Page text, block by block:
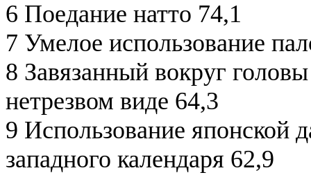
6 Поедание натто 74,1
7 Умелое использование
8 Завязанный вокруг
нетрезвом виде 64,3
9 Использование японской
западного календаря 62,9